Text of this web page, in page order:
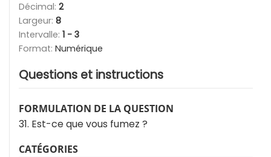
Décimal: 2
Largeur: 8
Intervalle: 1 - 3
Format: Numérique
Questions et instructions
FORMULATION DE LA QUESTION
31. Est-ce que vous fumez ?
CATÉGORIES